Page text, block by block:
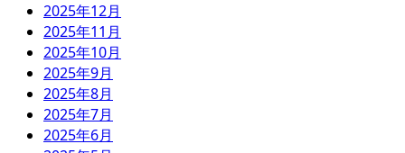
2025年12月
2025年11月
2025年10月
2025年9月
2025年8月
2025年7月
2025年6月